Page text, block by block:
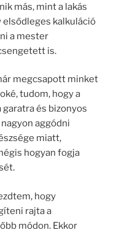
más, mint a lakás
kalkuláció
a mester
is.
megcsapott minket
tudom, hogy a
és bizonyos
aggódni
miatt,
hogyan fogja
hogy
rajta a
módon. Ekkor